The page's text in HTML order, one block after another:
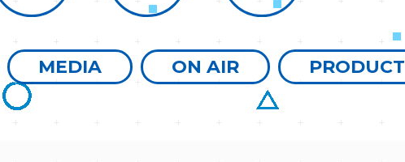
MEDIA ON AIR PRODUCT